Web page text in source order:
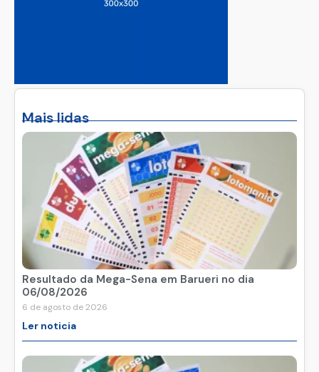
Mais lidas
Resultado da Mega-Sena em Barueri no dia
06/08/2026
6 de agosto de 2026
Ler noticia